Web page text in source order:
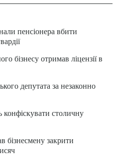
пенсіонера вбити
бізнесу отримав ліцензії в
депутата за незаконно
конфіскувати столичну
бізнесмену закрити